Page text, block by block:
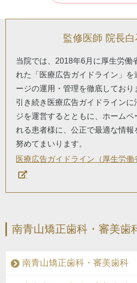
監修医師 院長
当院では、2018年6月に厚生労働
れた「医療広告ガイドライン」を
ージの運用・管理を徹底しており
引き続き医療広告ガイドラインに
ジを運営するとともに、ホームペ
れる患者様に、公正で最適な情報
努めてまいります。
医療広告ガイドライン（厚生労働
南青山矯正歯科・審美歯
南青山矯正歯科・審美歯科